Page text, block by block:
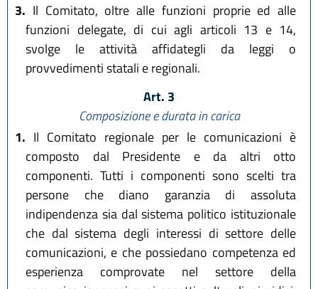
3. Il Comitato, oltre alle funzioni proprie ed alle
funzioni delegate, di cui agli articoli 13 e 14,
svolge le attività affidategli da leggi o
provvedimenti statali e regionali.
Art. 3
Composizione e durata in carica
1. Il Comitato regionale per le comunicazioni è
composto dal Presidente e da altri otto
componenti. Tutti i componenti sono scelti tra
persone che diano garanzia di assoluta
indipendenza sia dal sistema politico istituzionale
che dal sistema degli interessi di settore delle
comunicazioni, e che possiedano competenza ed
esperienza comprovate nel settore della